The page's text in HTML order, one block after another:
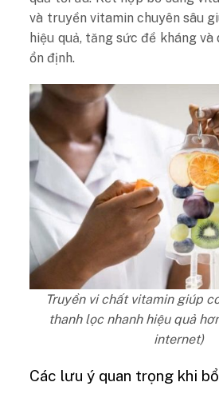
và truyền vitamin chuyên sâu
hiệu quả, tăng sức đề kháng
ổn định.
Truyền vi chất vitamin giúp
thanh lọc nhanh hiệu quả
internet)
Các lưu ý quan trọng khi